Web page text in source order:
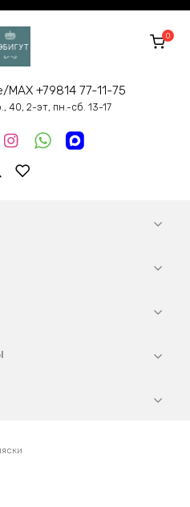
MAX +79814 77-11-75
40, 2-эт, пн.-сб. 13-17
0